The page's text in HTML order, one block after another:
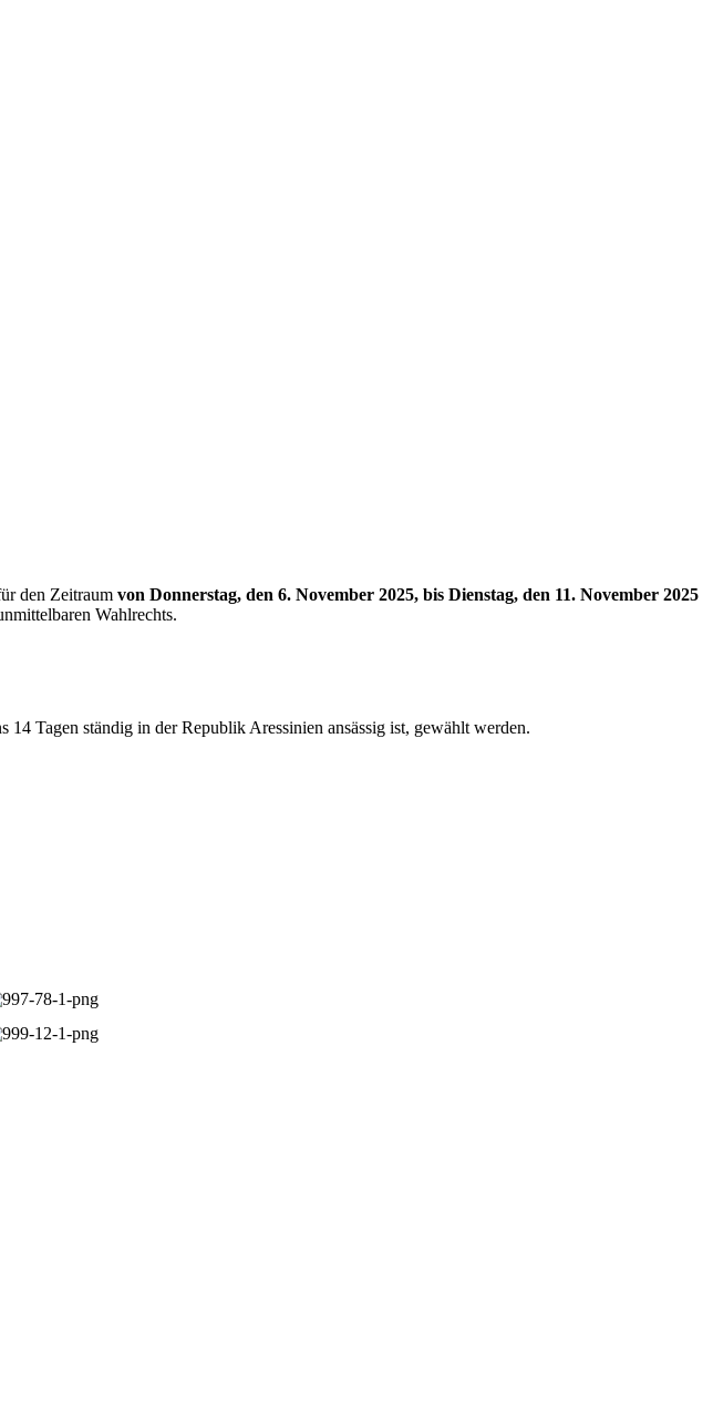
den Zeitraum von Donnerstag, den 6. November 2025, bis Dienstag, den 11. November 2025
Wahlrechts.
Tagen ständig in der Republik Aressinien ansässig ist, gewählt werden.